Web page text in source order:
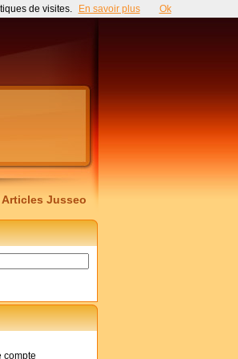
Articles Jusseo
compte
de visites. En savoir plus Ok